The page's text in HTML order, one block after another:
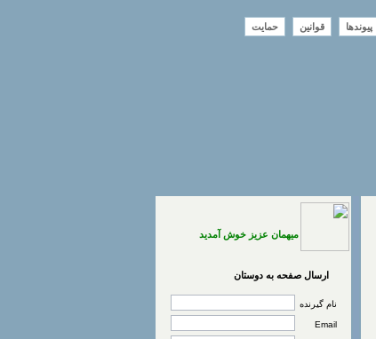
پیوندها قوانین حمایت
میهمان عزیز خوش آمدید
ارسال صفحه به دوستان
نام گیرنده
Email